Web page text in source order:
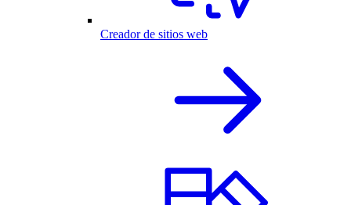
Creador de sitios web